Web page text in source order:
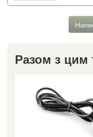
Разом з цим